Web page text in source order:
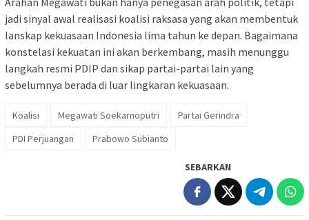
jadi sinyal awal realisasi koalisi raksasa yang akan membentuk
lanskap kekuasaan Indonesia lima tahun ke depan. Bagaimana
konstelasi kekuatan ini akan berkembang, masih menunggu
langkah resmi PDIP dan sikap partai-partai lain yang
sebelumnya berada di luar lingkaran kekuasaan.
Koalisi Megawati Soekarnoputri
Partai Gerindra
PDI Perjuangan
Prabowo Subianto
SEBARKAN